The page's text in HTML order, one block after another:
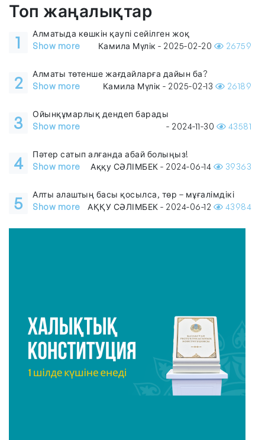
Топ жаңалықтар
1
Алматыда көшкін қаупі сейілген жоқ
Show more
Камила Мүлік - 2025-02-20 26759
2
Алматы төтенше жағдайларға дайын ба?
Show more
Камила Мүлік - 2025-02-13 26189
3
Ойынқұмарлық дендеп барады
Show more
- 2024-11-30 43581
4
Пәтер сатып алғанда абай болыңыз!
Show more
Аққу СӘЛІМБЕК - 2024-06-14 39363
5
Алты алаштың басы қосылса, төр – мұғалімдікі
Show more
АҚҚУ СӘЛІМБЕК - 2024-06-12 43984